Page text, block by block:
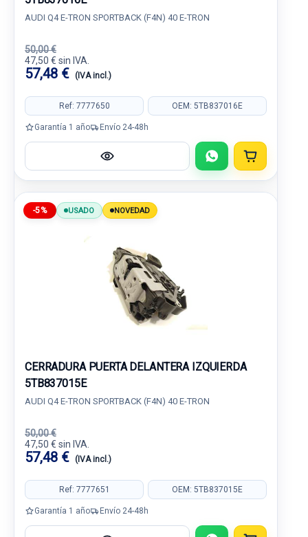
AUDI Q4 E-TRON SPORTBACK (F4N) 40 E-TRON
50,00 €
47,50 € sin IVA.
57,48 € (IVA incl.)
Ref: 7777650 OEM: 5TB837016E
Garantía 1 año Envío 24-48h
-5% USADO NOVEDAD
CERRADURA PUERTA DELANTERA IZQUIERDA
5TB837015E
AUDI Q4 E-TRON SPORTBACK (F4N) 40 E-TRON
50,00 €
47,50 € sin IVA.
57,48 € (IVA incl.)
Ref: 7777651 OEM: 5TB837015E
Garantía 1 año Envío 24-48h